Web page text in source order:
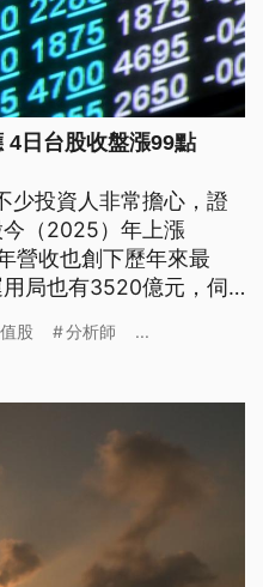
4日台股收盤漲99點
少投資人非常擔心，證
（2025）年上漲
營收也創下歷年來最
局也有3520億元，伺
重因素影響，4日台股
股 分析師 ...